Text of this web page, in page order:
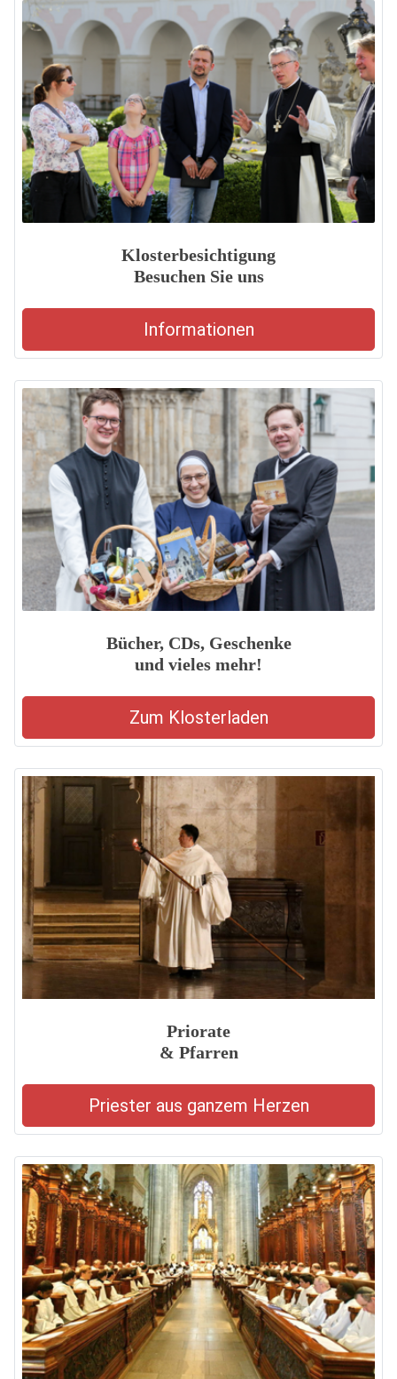
Klosterbesichtigung
Besuchen Sie uns
Informationen
Bücher, CDs, Geschenke
und vieles mehr!
Zum Klosterladen
Priorate
& Pfarren
Priester aus ganzem Herzen